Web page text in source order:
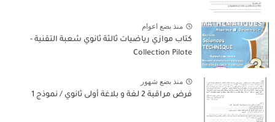
منذ بضع اعوام
كتاب موازي رياضيات ثالثة ثانوي شعبة التقنية -
Collection Pilote
منذ بضع شهور
فرض مراقبة 2 لغة و بلاغة أولى ثانوي / نموذج 1